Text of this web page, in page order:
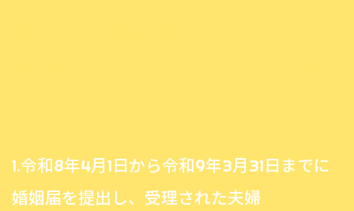
1.令和8年4月1日から令和9年3月31日までに
婚姻届を提出し、受理された夫婦